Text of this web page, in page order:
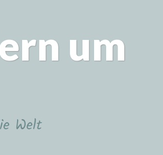
um
Welt